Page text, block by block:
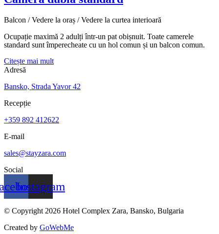
Balcon / Vedere la oraș / Vedere la curtea interioară
Ocupație maximă 2 adulți într-un pat obișnuit. Toate camerele
standard sunt împerecheate cu un hol comun și un balcon comun.
Citește mai mult
Adresă
Bansko, Strada Yavor 42
Recepție
+359 892 412622
E-mail
sales@stayzara.com
Social
Instagram
© Copyright 2026 Hotel Complex Zara, Bansko, Bulgaria
Created by GoWebMe